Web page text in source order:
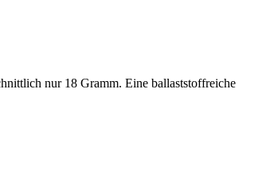
nur 18 Gramm. Eine ballaststoffreiche